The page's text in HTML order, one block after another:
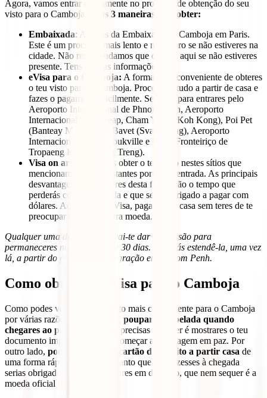
Agora, vamos entrar diretamente no processo de obtenção do seu
visto para o Camboja.
Tens 3 maneiras de o obter:
Embaixada: Através da Embaixada do Camboja em Paris.
Este é um processo mais lento e mais caro se não estiveres na
cidade. Não recomendamos que o faças aqui se não estiveres
presente. Tens
as informações.
eVisa para o Camboja: A forma mais conveniente de obteres
o teu visto para o Camboja. Processam tudo a partir de casa e
fazes o pagamento facilmente. Serve-te para entrares pelo
Aeroporto Internacional de Phnom Penh, Aeroporto
Internacional Siem Reap, Cham Yeam (Koh Kong), Poi Pet
(Banteay Meanchey), Bavet (Svay Rieng), Aeroporto
Internacional de Sihanoukville e Posto Fronteiriço de
Tropaeng Kreal (Stung Treng).
Visa on arrival:
Podes obter o teu visto nestes sítios que
mencionamos e nos restantes portos de entrada. As principais
desvantagens de o fazeres desta forma são o tempo que
perderás com a papelada e que serás obrigado a pagar com
dólares. Ao utilizar o eVisa, pagarias de casa sem teres de te
preocupar em obter outra moeda.
Qualquer uma das 3 opções vai-te dar permissão para
permaneceres no país durante 30 dias. Poderás estendê-la, uma vez
lá, a partir do gabinete de imigração em Phnom Penh.
Como obter um eVisa para o Camboja
Como podes ver, eVisa é o visto mais conveniente para o Camboja
por várias razões. Por um lado, pouparás papelada quando
chegares ao país
. Tudo o que precisas de fazer é mostrares o teu
documento impresso e podes começar a tua viagem em paz. Por
outro lado, podes pagar com cartão de crédito a partir casa de
uma forma rápida e fácil, enquanto que se o fizesses à chegada
serias obrigado a pagar 36 dólares em dinheiro, que nem sequer é a
moeda oficial do país.